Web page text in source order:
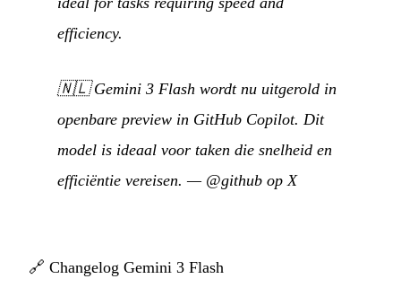
efficiency.
🇳🇱Gemini 3 Flash wordt nu uitgerold in
openbare preview in GitHub Copilot. Dit
model is ideaal voor taken die snelheid en
efficiëntie vereisen. — @github op X
🔗 Changelog Gemini 3 Flash